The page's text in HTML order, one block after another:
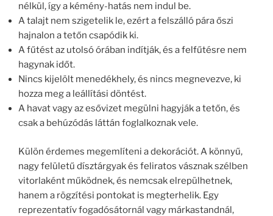
nélkül, így a kémény-hatás nem indul be.
A talajt nem szigetelik le, ezért a felszálló pára őszi
hajnalon a tetőn csapódik ki.
A fűtést az utolsó órában indítják, és a felfűtésre nem
hagynak időt.
Nincs kijelölt menedékhely, és nincs megnevezve, ki
hozza meg a leállítási döntést.
A havat vagy az esővizet megülni hagyják a tetőn, és
csak a behúzódás láttán foglalkoznak vele.
Külön érdemes megemlíteni a dekorációt. A könnyű,
nagy felületű dísztárgyak és feliratos vásznak szélben
vitorlaként működnek, és nemcsak elrepülhetnek,
hanem a rögzítési pontokat is megterhelik. Egy
reprezentatív fogadósátornál vagy márkastandnál,